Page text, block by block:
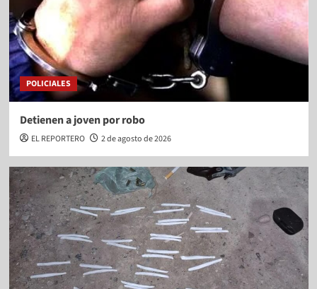
POLICIALES
Detienen a joven por robo
EL REPORTERO 2 de agosto de 2026